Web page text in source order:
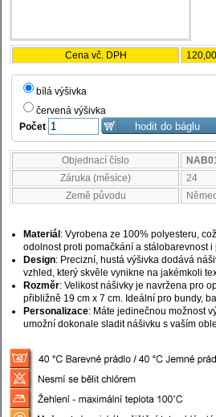
Cena vč. DPH
bílá výšivka
červená výšivka
Počet
Objednací číslo
Záruka (měsíce)
24
Země původu
Materiál: Vyrobena ze 100% polyesteru,
odolnost proti pomačkání a stálobarevnost i
Design: Precizní, hustá výšivka dodává
vzhled, který skvěle vynikne na jakémkoli
Rozměr: Velikost nášivky je navržena pro
přibližně 19 cm x 7 cm. Ideální pro bundy,
Personalizace: Máte jedinečnou možnost
umožní dokonale sladit nášivku s vaším